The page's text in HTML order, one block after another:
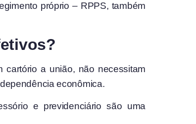
próprio – RPPS, também
cartório a união, não necessitam
econômica.
e previdenciário são uma